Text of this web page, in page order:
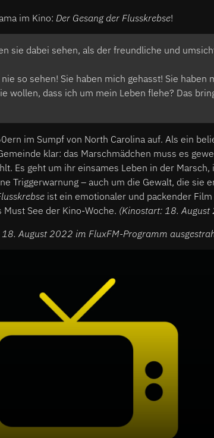
im Kino: Der Gesang der Flusskrebse!
sie dabei sehen, als der freundliche und
so sehen! Sie haben mich gehasst! Sie haben
wollen, dass ich um mein Leben flehe? Das
im Sumpf von North Carolina auf. Als ein
klar: das Marschmädchen muss es
Es geht um ihr einsames Leben in der Marsch,
Triggerwarnung – auch um die Gewalt, die sie
ist ein emotionaler und packender
See der Kino-Woche. (Kinostart: 18.
August 2022 im FluxFM-Programm